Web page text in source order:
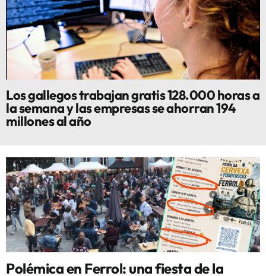
Los gallegos trabajan gratis 128.000 horas a
la semana y las empresas se ahorran 194
millones al año
Polémica en Ferrol: una fiesta de la